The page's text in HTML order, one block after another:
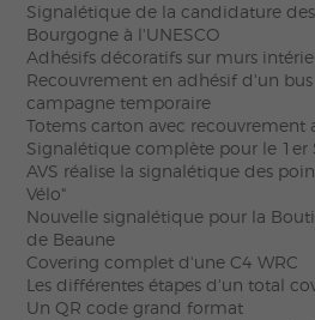
Signalétique de la candidature
Bourgogne à l'UNESCO
Adhésifs décoratifs sur murs
Recouvrement en adhésif d'un
campagne temporaire
Totems carton avec recouvrement
Signalétique complète pour le 1er
AVS réalise la signalétique des
Vélo"
Nouvelle signalétique pour la
de Beaune
Covering complet d'une C4 WRC
Les différentes étapes d'un total
Un QR code grand format